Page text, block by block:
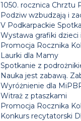
1050. rocznica Chrztu
Podziw wzbudzają i
V Podkarpackie
Wystawa grafiki dzieci
Promocja Rocznika
Laurki dla Mamy
Spotkanie z
Nauka jest zabawą.
Wyróżnienie dla
Witraż z ptaszkami
Promocja Rocznika
Konkurs recytatorski